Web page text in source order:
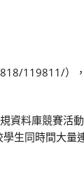
119811/）
資料庫競賽活動
生同時間大量